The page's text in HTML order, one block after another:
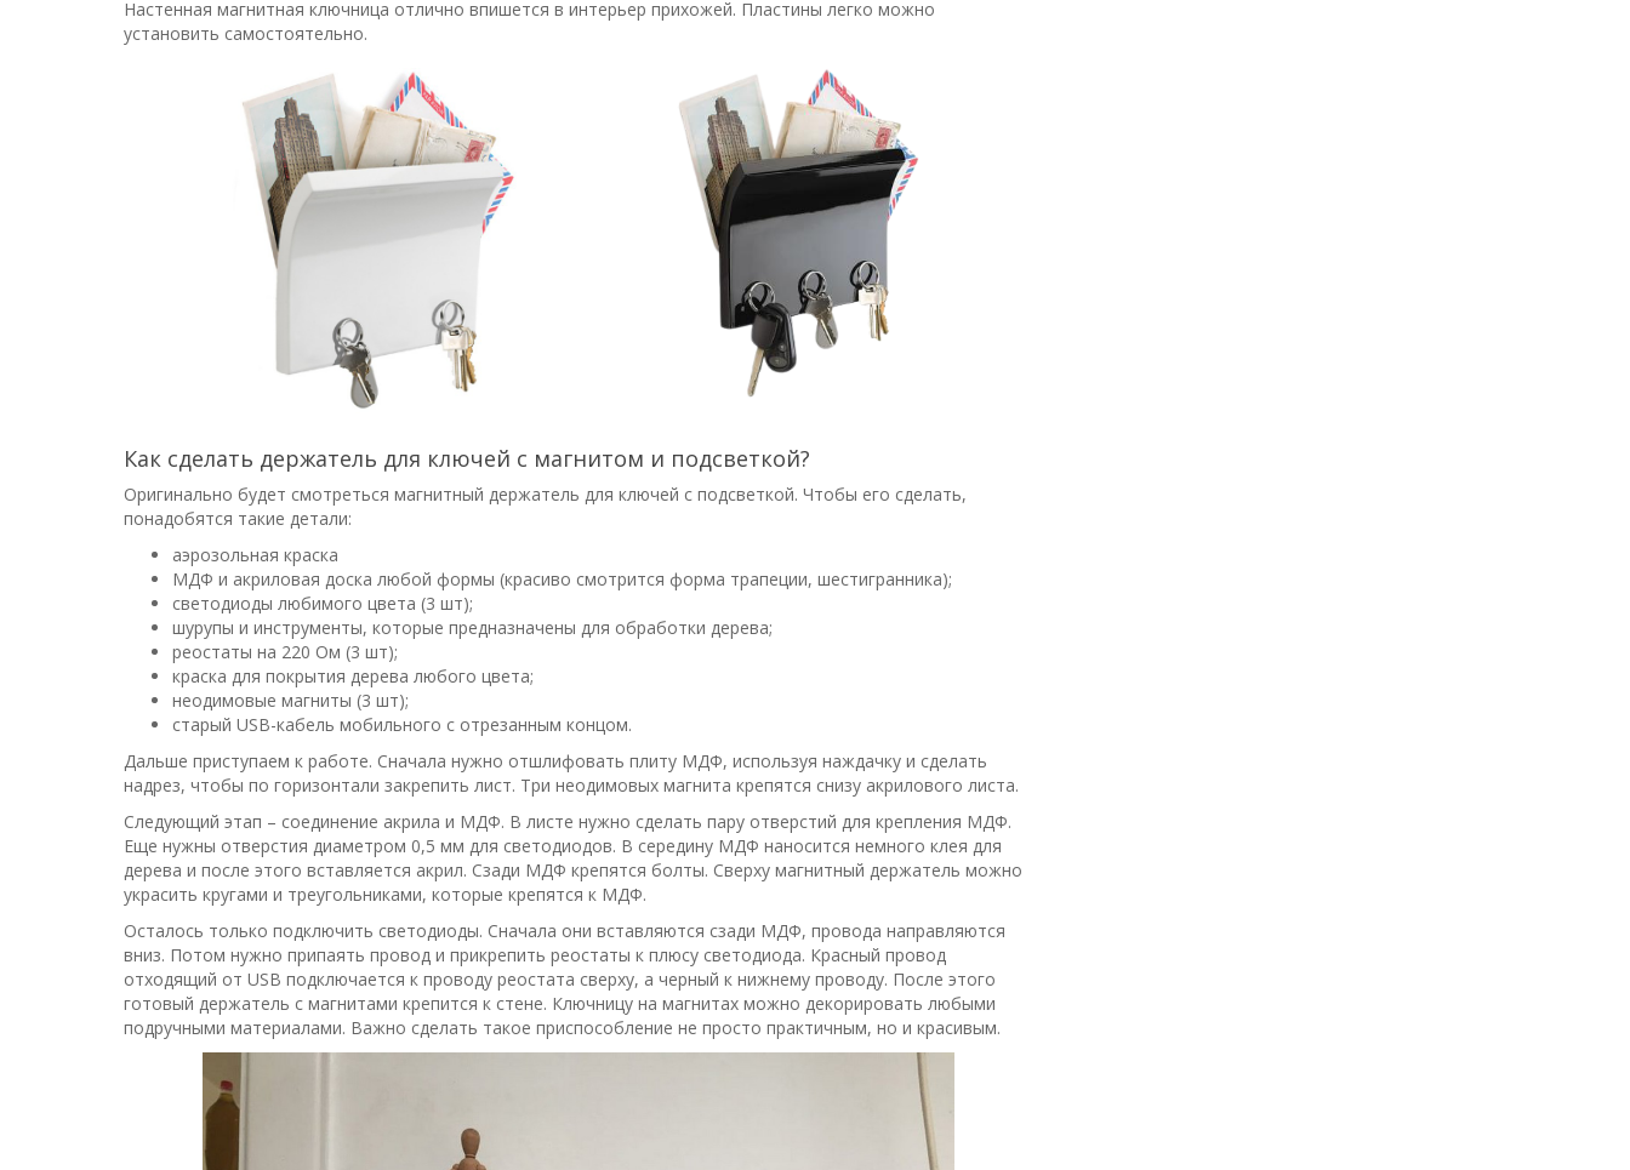
Настенная магнитная ключница отлично впишется в интерьер прихожей. Пластины легко можно
установить самостоятельно.
Как сделать держатель для ключей с магнитом и подсветкой?
Оригинально будет смотреться магнитный держатель для ключей с подсветкой. Чтобы его сделать,
понадобятся такие детали:
аэрозольная краска
МДФ и акриловая доска любой формы (красиво смотрится форма трапеции, шестигранника);
светодиоды любимого цвета (3 шт);
шурупы и инструменты, которые предназначены для обработки дерева;
реостаты на 220 Ом (3 шт);
краска для покрытия дерева любого цвета;
неодимовые магниты (3 шт);
старый USB-кабель мобильного с отрезанным концом.
Дальше приступаем к работе. Сначала нужно отшлифовать плиту МДФ, используя наждачку и сделать
надрез, чтобы по горизонтали закрепить лист. Три неодимовых магнита крепятся снизу акрилового листа.
Следующий этап – соединение акрила и МДФ. В листе нужно сделать пару отверстий для крепления МДФ.
Еще нужны отверстия диаметром 0,5 мм для светодиодов. В середину МДФ наносится немного клея для
дерева и после этого вставляется акрил. Сзади МДФ крепятся болты. Сверху магнитный держатель можно
украсить кругами и треугольниками, которые крепятся к МДФ.
Осталось только подключить светодиоды. Сначала они вставляются сзади МДФ, провода направляются
вниз. Потом нужно припаять провод и прикрепить реостаты к плюсу светодиода. Красный провод
отходящий от USB подключается к проводу реостата сверху, а черный к нижнему проводу. После этого
готовый держатель с магнитами крепится к стене. Ключницу на магнитах можно декорировать любыми
подручными материалами. Важно сделать такое приспособление не просто практичным, но и красивым.